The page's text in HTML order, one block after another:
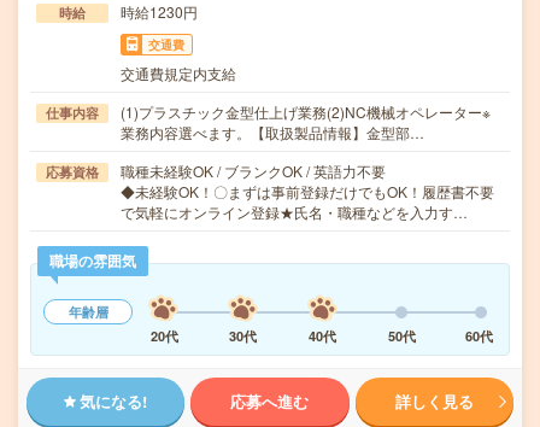
時給 時給1230円
交通費
交通費規定内支給
仕事内容
(1)プラスチック金型仕上げ業務(2)NC機械オペレーター※
業務内容選べます。【取扱製品情報】金型部…
応募資格
職種未経験OK / ブランクOK / 英語力不要
◆未経験OK！〇まずは事前登録だけでもOK！履歴書不要
で気軽にオンライン登録★氏名・職種などを入力す…
職場の雰囲気
年齢層
20代
30代 40代 50代 60代
気になる! 応募へ進む 詳しく見る